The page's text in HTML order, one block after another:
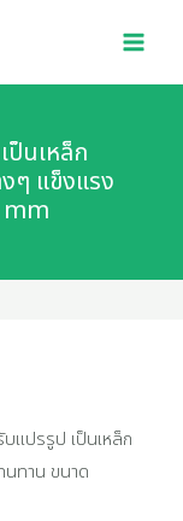
ป็นเหล็ก
ๆ แข็งแรง
mm
แปรรูป เป็นเหล็ก
ทาน ขนาด